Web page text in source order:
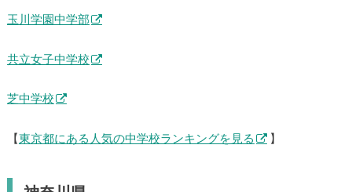
玉川学園中学部
共立女子中学校
芝中学校
【 東京都にある人気の中学校ランキングを見る 】